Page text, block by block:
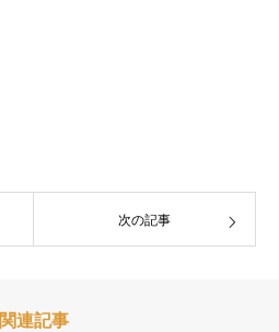
次の記事
関連記事